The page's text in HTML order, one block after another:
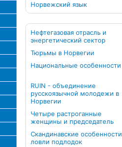
Норвежский язык
Нефтегазовая отрасль и
энергетический сектор
Тюрьмы в Норвегии
Национальные особенности
RUIN - объединение
русскоязычной молодежи в
Норвегии
Четыре растроганные
женщины и председатель
Скандинавские особенности
ловли подлодок